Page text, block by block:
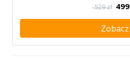
529 zł 499
Zobacz